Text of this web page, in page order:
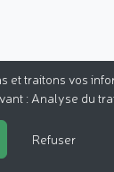
et traitons vos
: Analyse du
Refuser